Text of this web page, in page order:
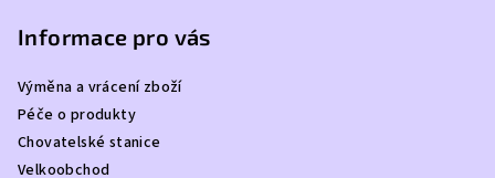
Informace pro vás
Výměna a vrácení zboží
Péče o produkty
Chovatelské stanice
Velkoobchod